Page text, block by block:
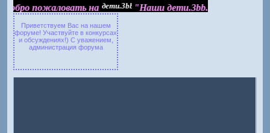
Добро пожаловать на
пожаловать на "Наши дети.3bb.ru""Наши дети.3bb.ru"
Приветствуем Вас на нашем
форуме! Участвуйте в конкурсах
и обсуждениях!) С уважением,
администрация форума